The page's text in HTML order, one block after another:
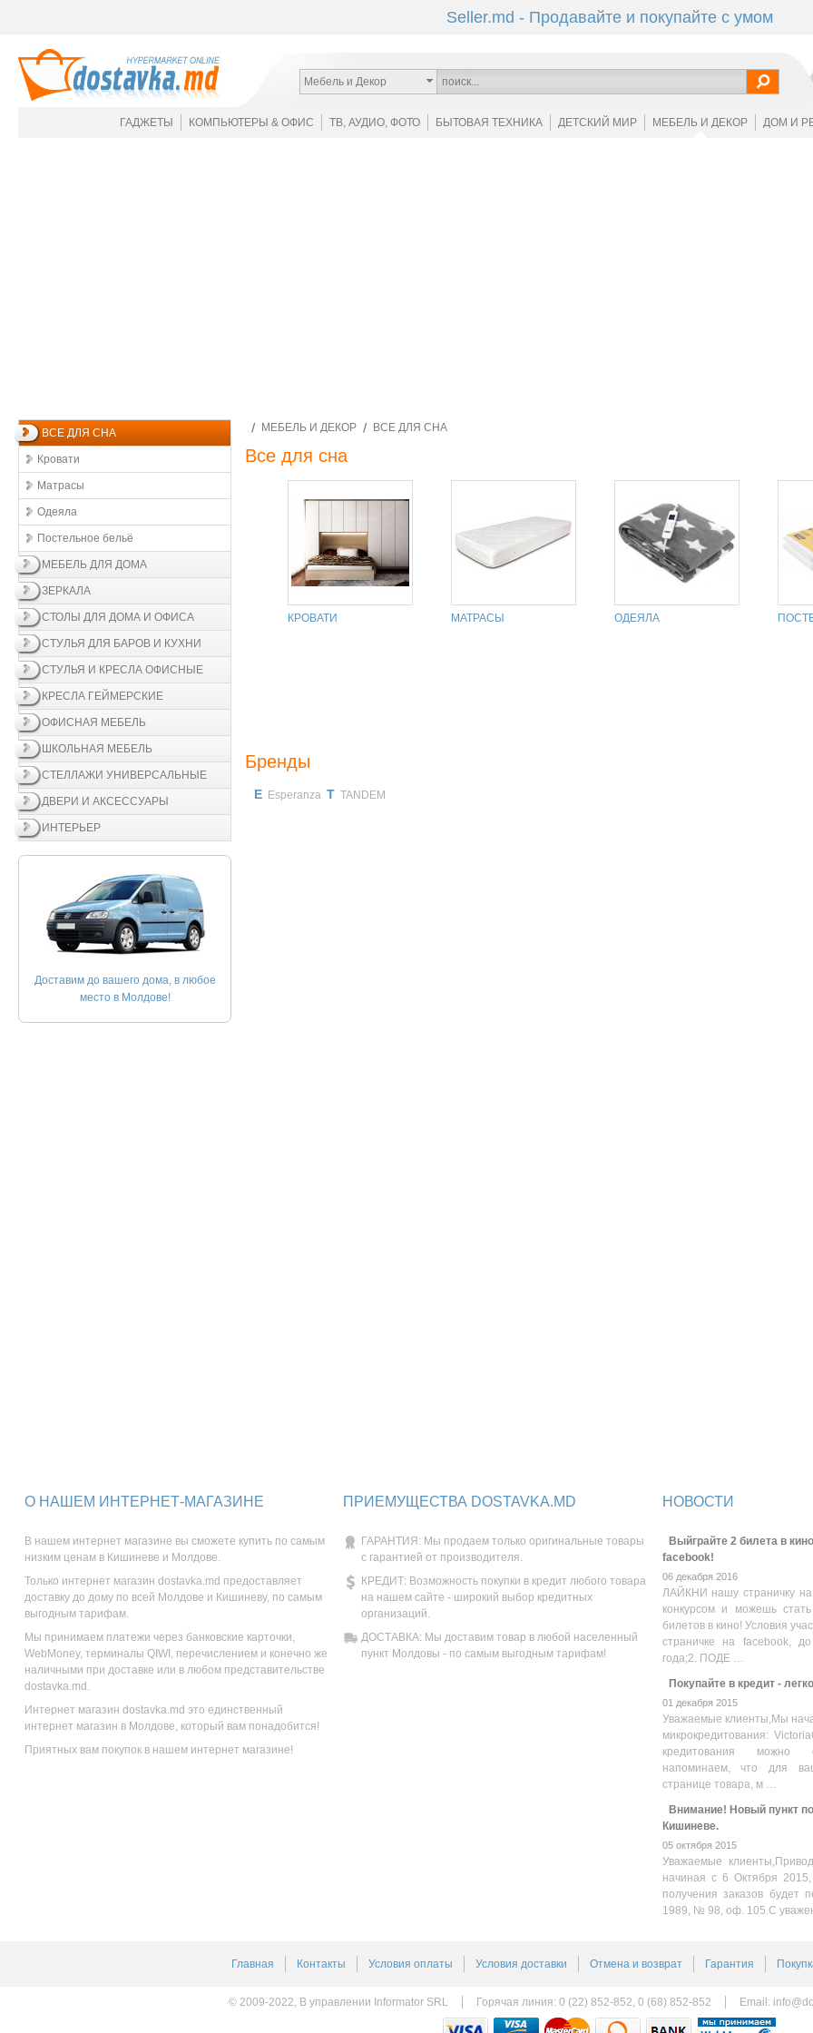
Seller.md - Продавайте и покупайте с умом
Мебель и Декор
ГАДЖЕТЫ КОМПЬЮТЕРЫ & ОФИС ТВ, АУДИО, ФОТО БЫТОВАЯ ТЕХНИКА ДЕТСКИЙ МИР МЕБЕЛЬ И ДЕКОР ДОМ И
ВСЕ ДЛЯ СНА
Кровати
Матрасы
Одеяла
Постельное бельё
МЕБЕЛЬ ДЛЯ ДОМА
ЗЕРКАЛА
СТОЛЫ ДЛЯ ДОМА И ОФИСА
СТУЛЬЯ ДЛЯ БАРОВ И КУХНИ
СТУЛЬЯ И КРЕСЛА ОФИСНЫЕ
КРЕСЛА ГЕЙМЕРСКИЕ
ОФИСНАЯ МЕБЕЛЬ
ШКОЛЬНАЯ МЕБЕЛЬ
СТЕЛЛАЖИ УНИВЕРСАЛЬНЫЕ
ДВЕРИ И АКСЕССУАРЫ
ИНТЕРЬЕР
Доставим до вашего дома, в любое
место в Молдове!
МЕБЕЛЬ И ДЕКОР ВСЕ ДЛЯ СНА
Все для сна
КРОВАТИ МАТРАСЫ ОДЕЯЛА
Бренды
E Esperanza T TANDEM
О НАШЕМ ИНТЕРНЕТ-МАГАЗИНЕ
В нашем интернет магазине вы сможете купить по самым
низким ценам в Кишиневе и Молдове.
Только интернет магазин dostavka.md предоставляет
доставку до дому по всей Молдове и Кишиневу, по самым
выгодным тарифам.
Мы принимаем платежи через банковские карточки,
WebMoney, терминалы QIWI, перечислением и конечно же
наличными при доставке или в любом представительстве
dostavka.md.
Интернет магазин dostavka.md это единственный
интернет магазин в Молдове, который вам понадобится!
Приятных вам покупок в нашем интернет магазине!
ПРИЕМУЩЕСТВА DOSTAVKA.MD
ГАРАНТИЯ: Мы продаем только оригинальные товары
с гарантией от производителя.
КРЕДИТ: Возможность покупки в кредит любого товара
на нашем сайте - широкий выбор кредитных
организаций.
ДОСТАВКА: Мы доставим товар в любой населенный
пункт Молдовы - по самым выгодным тарифам!
НОВОСТИ
Выйграйте 2 билета в
facebook!
06 декабря 2016
ЛАЙКНИ нашу страничку
конкурсом и можешь
билетов в кино! Условия
страничке на facebook,
года;2. ПОДЕ …
Покупайте в кредит -
01 декабря 2015
Уважаемые клиенты,Мы
микрокредитования:
кредитования можно
напоминаем, что для
странице товара, м …
Внимание! Новый пункт
Кишиневе.
05 октября 2015
Уважаемые
начиная с 6 Октября
получения заказов будет
1989, № 98, оф. 105.С
Главная Контакты Условия оплаты Условия доставки Отмена и возврат Гарантия
© 2009-2022, В управлении Informator SRL Горячая линия: 0 (22) 852-852, 0 (68) 852-852 Email: